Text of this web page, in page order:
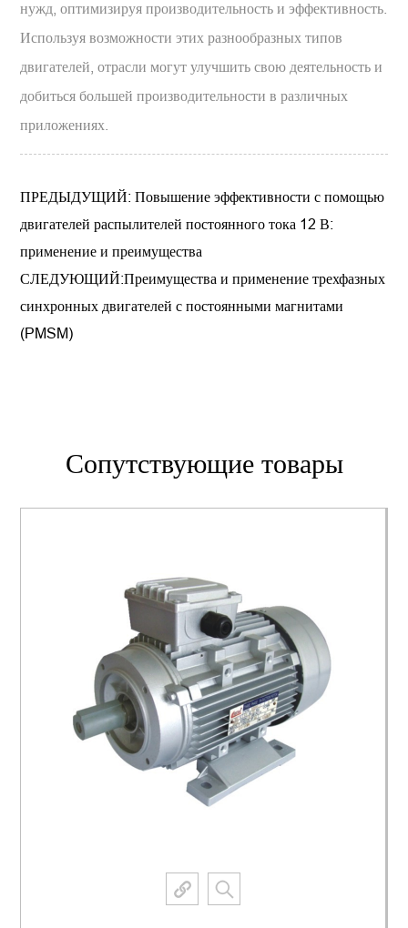
нужд, оптимизируя производительность и эффективность.
Используя возможности этих разнообразных типов
двигателей, отрасли могут улучшить свою деятельность и
добиться большей производительности в различных
приложениях.
ПРЕДЫДУЩИЙ: Повышение эффективности с помощью
двигателей распылителей постоянного тока 12 В:
применение и преимущества
СЛЕДУЮЩИЙ:Преимущества и применение трехфазных
синхронных двигателей с постоянными магнитами
(PMSM)
Сопутствующие товары